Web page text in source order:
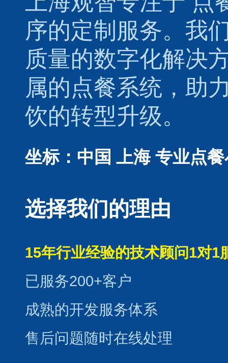
序的定制服务。我
质量的数字化解决
属的点餐系统 ，助
饮的转型升级。
坐标：中国 上海 专业点
选择我们的理由
15年行业经验的技术顾问1对1
已服务200+客户
成熟的开发服务体系
售后问题随时在线处理